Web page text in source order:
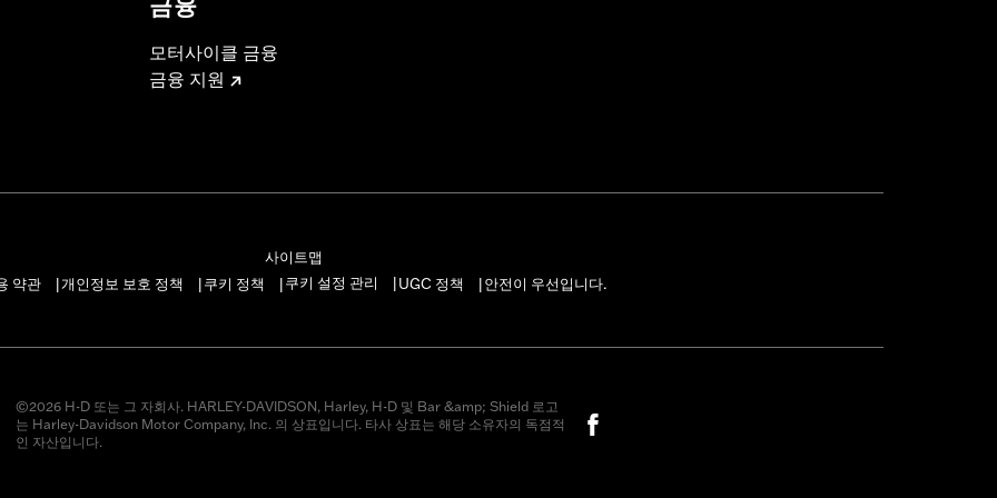
금융
모터사이클 금융
금융 지원
사이트맵
약관
개인정보 보호 정책 쿠키 정책 쿠키 설정 관리 UGC 정책 안전이 우선입니다.
©2026 H-D 또는 그 자회사. HARLEY-DAVIDSON, Harley, H-D 및 Bar &amp; Shield 로고
는 Harley-Davidson Motor Company, Inc. 의 상표입니다. 타사 상표는 해당 소유자의 독점적
인 자산입니다.